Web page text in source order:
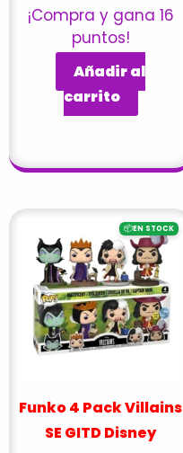
¡Compra y gana 16
puntos!
Añadir al
carrito
📦EN STOCK
Funko 4 Pack Villains
SE GITD Disney